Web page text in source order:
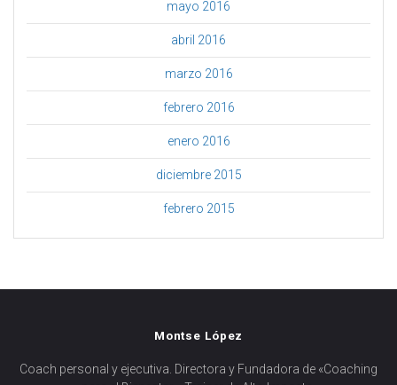
mayo 2016
abril 2016
marzo 2016
febrero 2016
enero 2016
diciembre 2015
febrero 2015
Montse López
Coach personal y ejecutiva. Directora y Fundadora de «Coaching